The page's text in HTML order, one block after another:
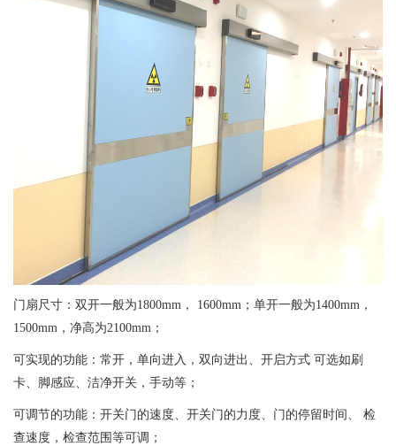
门扇尺寸：双开一般为1800mm， 1600mm；单开一般为1400mm，
1500mm，净高为2100mm；
可实现的功能：常开，单向进入，双向进出、开启方式 可选如刷
卡、脚感应、洁净开关，手动等；
可调节的功能：开关门的速度、开关门的力度、门的停留时间、 检
查速度，检查范围等可调；